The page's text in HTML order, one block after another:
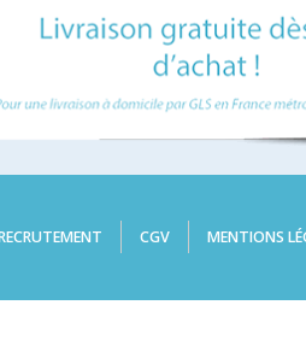
CGV MENTIONS